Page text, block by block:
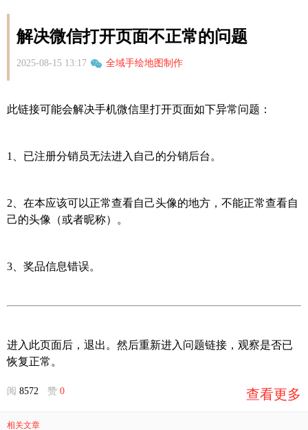
解决微信打开页面不正常的问题
2025-08-15 13:17 全域手绘地图制作
此链接可能会解决手机微信里打开页面如下异常问题：
1、已注册分销员无法进入自己的分销后台。
2、在本应该可以正常查看自己头像的地方，不能正常查看自
己的头像（或者昵称）。
3、奖品信息错误。
进入此页面后，退出。然后重新进入问题链接，观察是否已
恢复正常。
阅 8572 赞 0 查看更多
相关文章